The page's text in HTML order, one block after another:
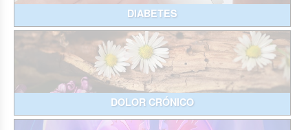
DIABETES
DOLOR CRÓNICO